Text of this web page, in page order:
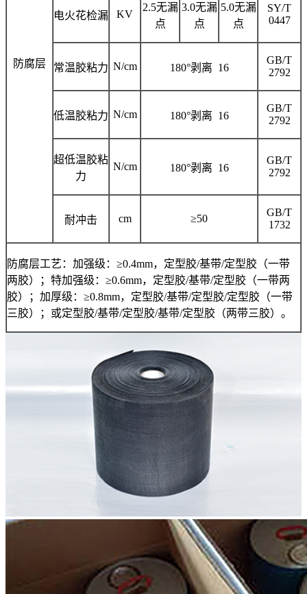
防腐层
电火花检漏 KV
2.5无漏
点
3.0无漏
点
5.0无漏
点
SY/T
0447
常温胶粘力 N/cm 180°剥离 16
GB/T
2792
低温胶粘力 N/cm 180°剥离 16
GB/T
2792
超低温胶粘
力
N/cm 180°剥离 16
GB/T
2792
耐冲击 cm ≥50
GB/T
1732
防腐层工艺：加强级：≥0.4mm，定型胶/基带/定型胶（一带
两胶）；特加强级：≥0.6mm，定型胶/基带/定型胶（一带两
胶）；加厚级：≥0.8mm，定型胶/基带/定型胶/定型胶（一带
三胶）；或定型胶/基带/定型胶/基带/定型胶（两带三胶）。